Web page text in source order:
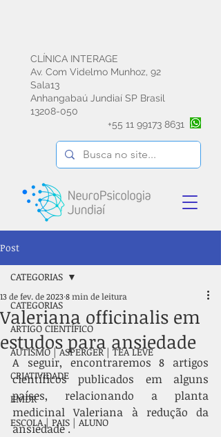
CLÍNICA INTERAGE
Av. Com Videlmo Munhoz, 92
Sala13
Anhangabaú Jundiaí SP Brasil
13208-050
+55 11 99173 8631
Post
CATEGORIAS
ARTIGO CIENTÍFICO
AUTISMO | ASPERGER | TEA LEVE
CRIATIVIDADE
EMDR
ESCOLA | PAIS | ALUNO
CATEGORIAS
Valeriana officinalis em
estudos para ansiedade
13 de fev. de 20238 min de leitura
A seguir, encontraremos 8 artigos
científicos publicados em alguns
países, relacionando a planta
medicinal Valeriana à redução da
ansiedade .